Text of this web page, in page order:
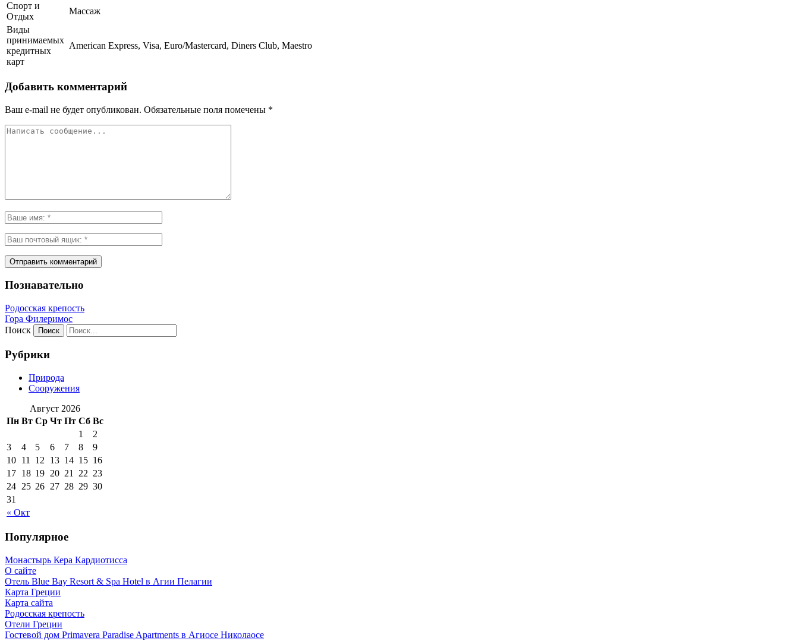
Спорт и
Отдых
Массаж
Виды
принимаемых
кредитных
карт
American Express, Visa, Euro/Mastercard, Diners Club, Maestro
Добавить комментарий
Ваш e-mail не будет опубликован. Обязательные поля помечены *
Познавательно
Родосская крепость
Гора Филеримос
Поиск
Рубрики
Природа
Сооружения
Август 2026
Пн Вт Ср Чт Пт Сб Вс
« Окт
1
2
3
4 5 6 7 8
9
10 11 12 13 14 15 16
17 18 19 20 21 22 23
24 25 26 27 28 29 30
31
Популярное
Монастырь Кера Кардиотисса
О сайте
Отель Blue Bay Resort & Spa Hotel в Агии Пелагии
Карта Греции
Карта сайта
Родосская крепость
Отели Греции
Гостевой дом Primavera Paradise Apartments в Агиосе Николаосе